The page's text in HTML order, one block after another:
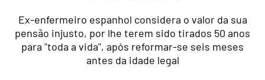
Ex-enfermeiro espanhol considera o valor da sua
pensão injusto, por lhe terem sido tirados 50 anos
para "toda a vida", após reformar-se seis meses
antes da idade legal